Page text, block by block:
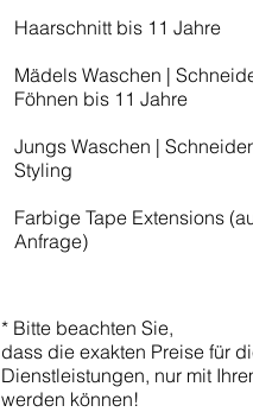
Haarschnitt bis 11 Jahre
Mädels Waschen |
Föhnen bis 11 Jahre
Jungs Waschen |
Styling
Farbige Tape Extensions
Anfrage)
* Bitte beachten Sie,
dass die exakten Preise für
Dienstleistungen, nur mit
werden können!